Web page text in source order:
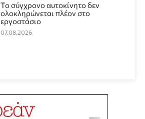
Το σύγχρονο αυτοκίνητο δεν
ολοκληρώνεται πλέον στο
εργοστάσιο
07.08.2026